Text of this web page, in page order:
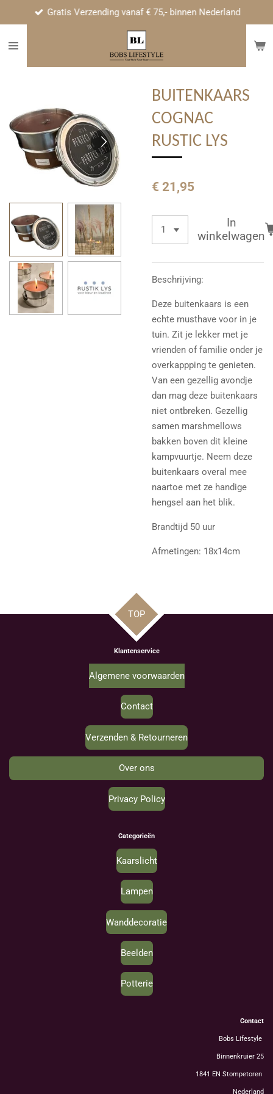
naar
Gratis Verzending vanaf € 75,- binnen Nederland
BUITENKAARS
COGNAC
RUSTIC LYS
€ 21,95
In
winkelwagen
Beschrijving:
Deze buitenkaars is een
echte musthave voor in je
tuin. Zit je lekker met je
vrienden of familie onder je
overkappping te genieten.
Van een gezellig avondje
dan mag deze buitenkaars
niet ontbreken. Gezellig
samen marshmellows
bakken boven dit kleine
kampvuurtje. Neem deze
buitenkaars overal mee
naartoe met ze handige
hengsel aan het blik.
Brandtijd 50 uur
Afmetingen: 18x14cm
TOP
Klantenservice
Algemene voorwaarden
Contact
Verzenden & Retourneren
Over ons
Privacy Policy
Categorieën
Kaarslicht
Lampen
Wanddecoratie
Beelden
Potterie
Contact
Bobs Lifestyle
Binnenkruier 25
1841 EN Stompetoren
Nederland